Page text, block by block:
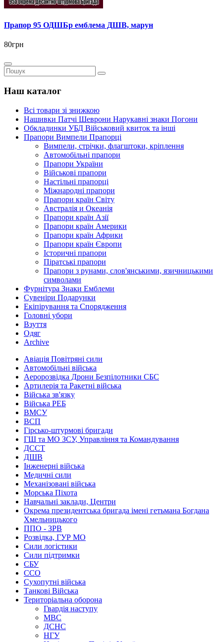
Прапор 95 ОДШБр емблема ДШВ, марун
80грн
Наш каталог
Всі товари зі знижкою
Нашивки Патчі Шеврони Нарукавні знаки Погони
Обкладинки УБД Військовий квиток та інші
Прапори Вимпели Прапорці
Вимпели, стрічки, флагштоки, кріплення
Автомобільні прапори
Прапори України
Військові прапори
Настільні прапорці
Міжнародні прапори
Прапори країн Світу
Австралія и Океанія
Прапори країн Азії
Прапори країн Америки
Прапори країн Африки
Прапори країн Європи
Історичні прапори
Піратські прапори
Прапори з рунами, слов'янськими, язичницькими
символами
Фурнітура Знаки Емблеми
Сувеніри Подарунки
Екіпірування та Спорядження
Головні убори
Взуття
Одяг
Archive
Авіація Повітряні сили
Автомобільні війська
Аеророзвідка Дрони Безпілотники СБС
Артилерія та Ракетні війська
Війська зв'язку
Війська РЕБ
ВМСУ
ВСП
Гірсько-штурмові бригади
ГШ та МО ЗСУ, Управління та Командування
ДССТ
ДШВ
Інженерні війська
Медичні сили
Механізовані війська
Морська Піхота
Навчальні заклади, Центри
Окрема президентська бригада імені гетьмана Богдана
Хмельницького
ППО - ЗРВ
Розвідка, ГУР МО
Сили логістики
Сили підтримки
СБУ
ССО
Сухопутні війська
Танкові Війська
Територіальна оборона
Гвардія наступу
МВС
ДСНС
НГУ